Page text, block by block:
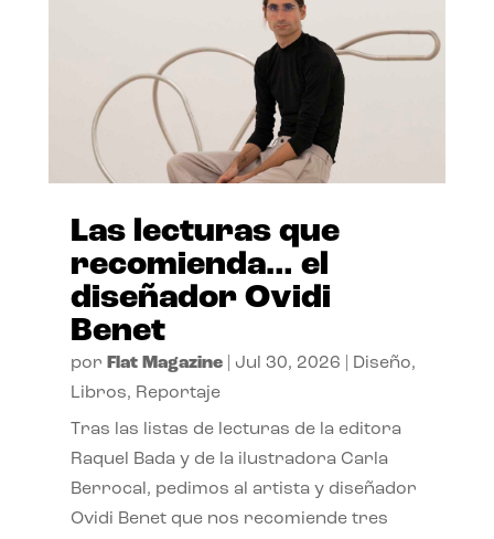
Las lecturas que
recomienda… el
diseñador Ovidi
Benet
por Flat Magazine| Jul 30, 2026 Diseño,
Libros, Reportaje
Tras las listas de lecturas de la editora
Raquel Bada y de la ilustradora Carla
Berrocal, pedimos al artista y diseñador
Ovidi Benet que nos recomiende tres